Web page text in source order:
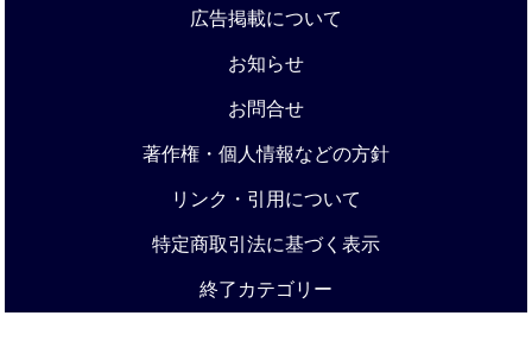
広告掲載について
お知らせ
お問合せ
著作権・個人情報などの方針
リンク・引用について
特定商取引法に基づく表示
終了カテゴリー